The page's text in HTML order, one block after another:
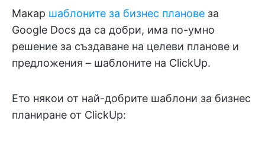
Макар шаблоните за бизнес планове за
Google Docs да са добри, има по-умно
решение за създаване на целеви планове и
предложения – шаблоните на ClickUp.
Ето някои от най-добрите шаблони за бизнес
планиране от ClickUp: